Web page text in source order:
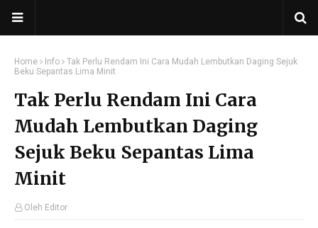
Home Info
Tak Perlu Rendam Ini Cara Mudah Lembutkan Daging Sejuk
Beku Sepantas Lima Minit
Tak Perlu Rendam Ini Cara
Mudah Lembutkan Daging
Sejuk Beku Sepantas Lima
Minit
Oleh Editor